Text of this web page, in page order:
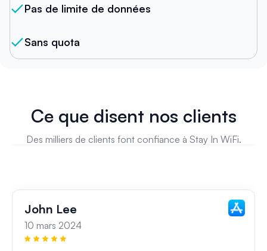
Pas de limite de données
Sans quota
Ce que disent nos clients
Des milliers de clients font confiance à Stay In WiFi.
John Lee
10 mars 2024